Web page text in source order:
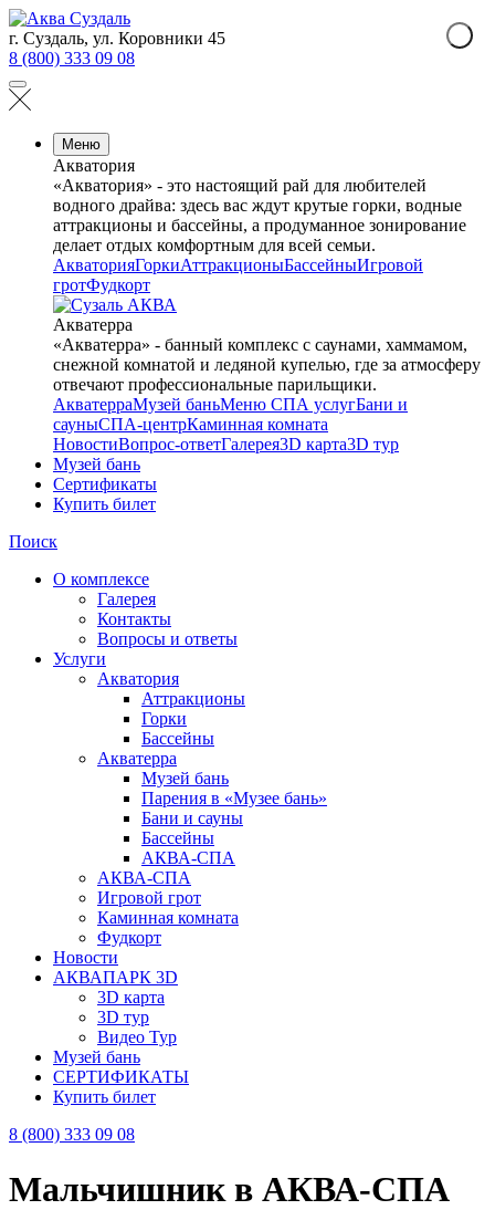
г. Суздаль, ул. Коровники 45
8 (800) 333 09 08
Меню
Акватория
«Акватория» - это настоящий рай для любителей
водного драйва: здесь вас ждут крутые горки, водные
аттракционы и бассейны, а продуманное зонирование
делает отдых комфортным для всей семьи.
АкваторияГоркиАттракционыБассейныИгровой
гротФудкорт
Акватерра
«Акватерра» - банный комплекс с саунами, хаммамом,
снежной комнатой и ледяной купелью, где за атмосферу
отвечают профессиональные парильщики.
АкватерраМузей баньМеню СПА услугБани и
сауныСПА-центрКаминная комната
НовостиВопрос-ответГалерея3D карта3D тур
Музей бань
Сертификаты
Купить билет
Поиск
О комплексе
Галерея
Контакты
Вопросы и ответы
Услуги
Акватория
Аттракционы
Горки
Бассейны
Акватерра
Музей бань
Парения в «Музее бань»
Бани и сауны
Бассейны
АКВА-СПА
АКВА-СПА
Игровой грот
Каминная комната
Фудкорт
Новости
АКВАПАРК 3D
3D карта
3D тур
Видео Тур
Музей бань
СЕРТИФИКАТЫ
Купить билет
8 (800) 333 09 08
Мальчишник в АКВА-СПА